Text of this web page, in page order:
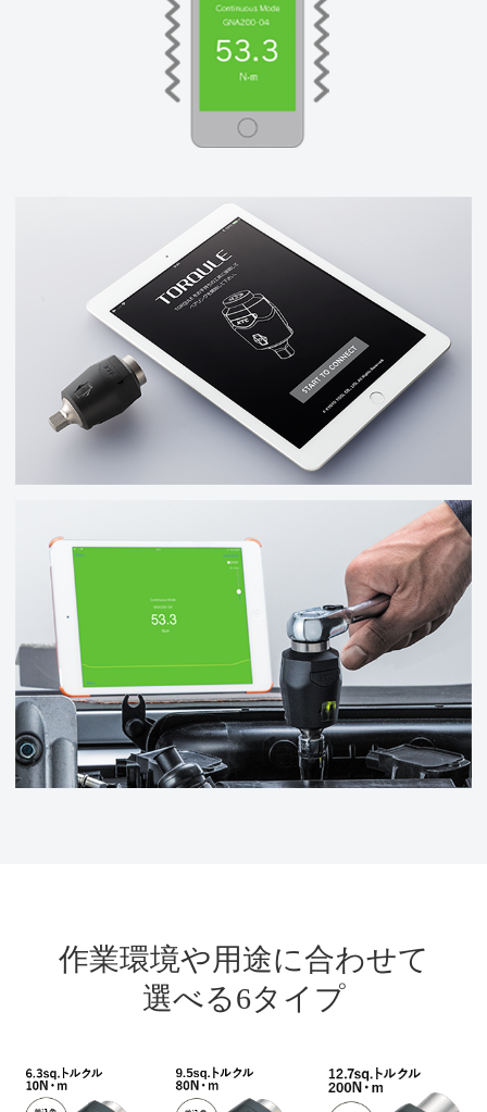
作業環境や用途に合わせて
選べる6タイプ